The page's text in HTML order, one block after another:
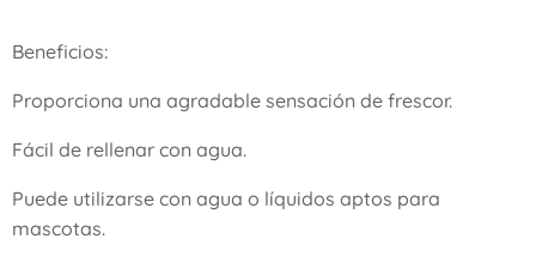
Beneficios:
Proporciona una agradable sensación de frescor.
Fácil de rellenar con agua.
Puede utilizarse con agua o líquidos aptos para
mascotas.